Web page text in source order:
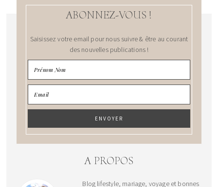
ABONNEZ-VOUS !
Saisissez votre email pour nous suivre & être au courant
des nouvelles publications !
A PROPOS
Blog lifestyle, mariage, voyage et bonnes